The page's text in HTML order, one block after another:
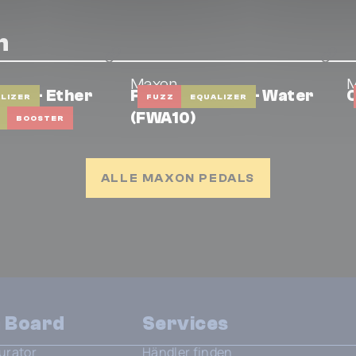
BOOSTER
- Ether
FUZZ EQUALIZER
Maxon
Fuzz Elements - Water
(FWA10)
ALLE MAXON PEDALS
Board Services
Händler finden